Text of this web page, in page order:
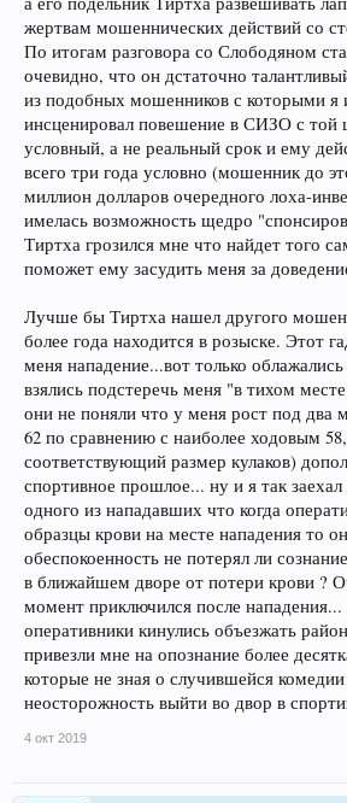
жертвам мошеннических действий со
По итогам разговора со Слободяном
очевидно, что он дстаточно
из подобных мошенников с которыми я
инсценировал повешение в СИЗО с той
условный, а не реальный срок и ему
всего три года условно (мошенник до
миллион долларов очередного лоха-
имелась возможность щедро
Тиртха грозился мне что найдет того
поможет ему засудить меня за
Лучше бы Тиртха нашел другого
более года находится в розыске. Этот
меня нападение...вот только
взялись подстеречь меня "в тихом
они не поняли что у меня рост под два
62 по сравнению с наиболее ходовым
соответствующий размер кулаков)
спортивное прошлое... ну и я так
одного из нападавших что когда
образцы крови на месте нападения то
обеспокоенность не потерял ли
в ближайшем дворе от потери крови ?
момент приключился после нападения...
оперативники кинулись объезжать
привезли мне на опознание более
которые не зная о случившейся
неосторожность выйти во двор в
4 окт 2019